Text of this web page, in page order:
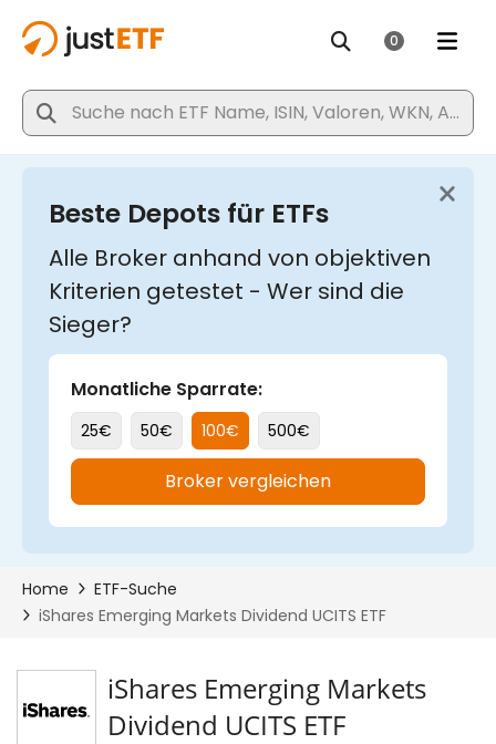
iShares Emerging Markets
Dividend UCITS ETF